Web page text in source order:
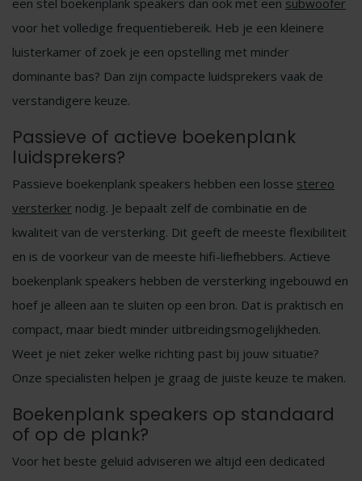
een stel boekenplank speakers dan ook met een subwoofer
voor het volledige frequentiebereik. Heb je een kleinere
luisterkamer of zoek je een opstelling met minder
dominante bas? Dan zijn compacte luidsprekers vaak de
verstandigere keuze.
Passieve of actieve boekenplank
luidsprekers?
Passieve boekenplank speakers hebben een losse stereo
versterker nodig. Je bepaalt zelf de combinatie en de
kwaliteit van de versterking. Dit geeft de meeste flexibiliteit
en is de voorkeur van de meeste hifi-liefhebbers. Actieve
boekenplank speakers hebben de versterking ingebouwd en
hoef je alleen aan te sluiten op een bron. Dat is praktisch en
compact, maar biedt minder uitbreidingsmogelijkheden.
Weet je niet zeker welke richting past bij jouw situatie?
Onze specialisten helpen je graag de juiste keuze te maken.
Boekenplank speakers op standaard
of op de plank?
Voor het beste geluid adviseren we altijd een dedicated